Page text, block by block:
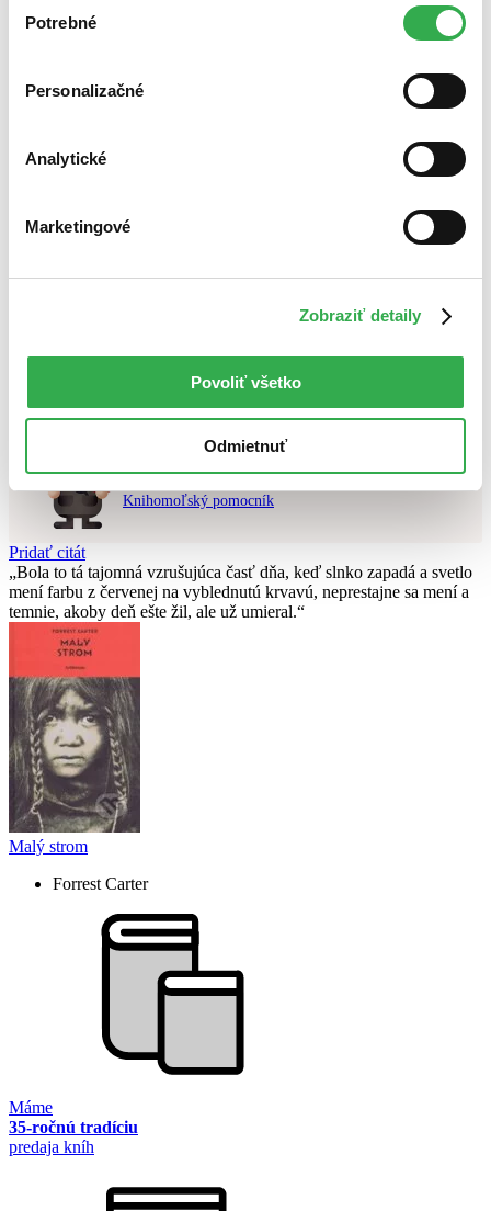
nám pomohlo, keby sme mohli používať všetky tieto
súhlasu
Potrebné
Personalizačné
Analytické
Marketingové
Zobraziť detaily
Povoliť všetko
Odmietnuť
Top hodnotené
Najlacnejšie
Nebol nájdenýžiadny titulvyhovujúci zadaným podmienkam.
Skúste prosím zmeniť vyhľadávaný výraz.
Chcete poradiť knihu?
Náš pomocník Sherlock vám ju s radosťou vypátra!
Knihomoľský pomocník
Pridať citát
Bola to tá tajomná vzrušujúca časť dňa, keď slnko zapadá a svetlo
mení farbu z červenej na vyblednutú krvavú, neprestajne sa mení a
temnie, akoby deň ešte žil, ale už umieral.
Malý strom
Forrest Carter
Máme
35-ročnú tradíciu
predaja kníh